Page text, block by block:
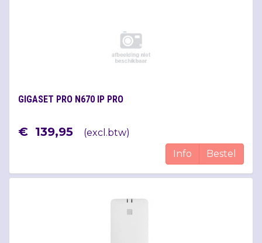
GIGASET PRO N670 IP PRO
€ 139,95 (excl.btw)
Info
Bestel